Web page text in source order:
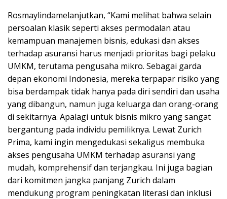
Rosmaylindamelanjutkan, “Kami melihat bahwa selain
persoalan klasik seperti akses permodalan atau
kemampuan manajemen bisnis, edukasi dan akses
terhadap asuransi harus menjadi prioritas bagi pelaku
UMKM, terutama pengusaha mikro. Sebagai garda
depan ekonomi Indonesia, mereka terpapar risiko yang
bisa berdampak tidak hanya pada diri sendiri dan usaha
yang dibangun, namun juga keluarga dan orang-orang
di sekitarnya. Apalagi untuk bisnis mikro yang sangat
bergantung pada individu pemiliknya. Lewat Zurich
Prima, kami ingin mengedukasi sekaligus membuka
akses pengusaha UMKM terhadap asuransi yang
mudah, komprehensif dan terjangkau. Ini juga bagian
dari komitmen jangka panjang Zurich dalam
mendukung program peningkatan literasi dan inklusi